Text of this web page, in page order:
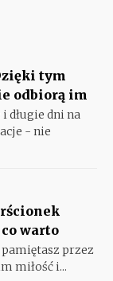
tym
odbiorą im
długie dni na
- nie
warto
przez
miłość i...